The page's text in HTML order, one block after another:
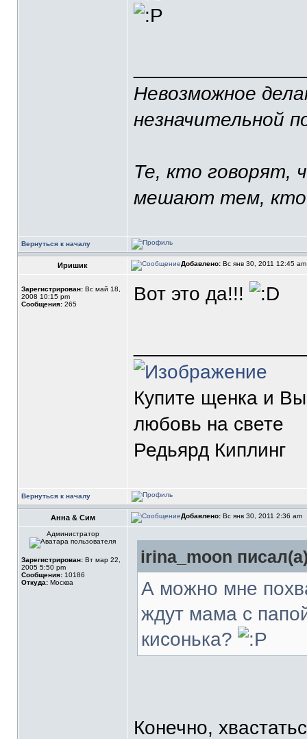
Невозможное
незначительной
Те, кто говорят,
мешают тем, кто
Вернуться к началу
Иришик Добавлено: Вс янв 30, 2011 12:45
Зарегистрирован: Вс май 18,
2008 10:15 pm
Сообщения: 265 Вот это да!!!
Купите щенка и
любовь на свете
Редьярд Киплинг
Вернуться к началу
Анна & Сим Добавлено: Вс янв 30, 2011 2:36 am
Администратор
Зарегистрирован: Вт мар 22,
2005 5:50 pm
Сообщения: 10186
Откуда: Москва
irina_moon
А можно мне
ждут мама с
кисонька?
Конечно,